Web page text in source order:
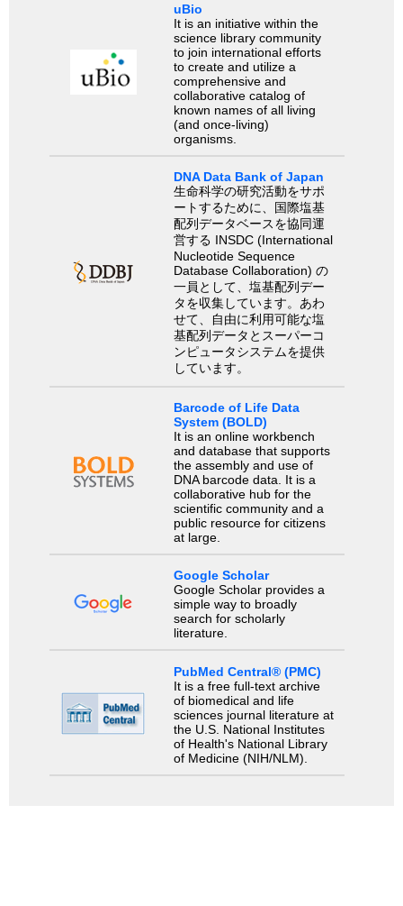
uBio
It is an initiative within the
science library community
to join international efforts
to create and utilize a
comprehensive and
collaborative catalog of
known names of all living
(and once-living)
organisms.
DNA Data Bank of Japan
生命科学の研究活動をサポ
ートするために、国際塩基
配列データベースを協同運
営する INSDC (International
Nucleotide Sequence
Database Collaboration) の
一員として、塩基配列デー
タを収集しています。あわ
せて、自由に利用可能な塩
基配列データとスーパーコ
ンピュータシステムを提供
しています。
Barcode of Life Data
System (BOLD)
It is an online workbench
and database that supports
the assembly and use of
DNA barcode data. It is a
collaborative hub for the
scientific community and a
public resource for citizens
at large.
Google Scholar
Google Scholar provides a
simple way to broadly
search for scholarly
literature.
PubMed Central® (PMC)
It is a free full-text archive
of biomedical and life
sciences journal literature at
the U.S. National Institutes
of Health's National Library
of Medicine (NIH/NLM).